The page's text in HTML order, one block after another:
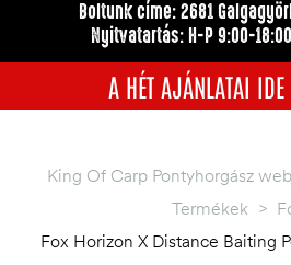
Boltunk címe: 2681
Nyitvatartás: H-P 9:00-
A HÉT AJÁNLATAI IDE
King Of Carp Pontyhorgász
Termékek >
Fox Horizon X Distance Baiting